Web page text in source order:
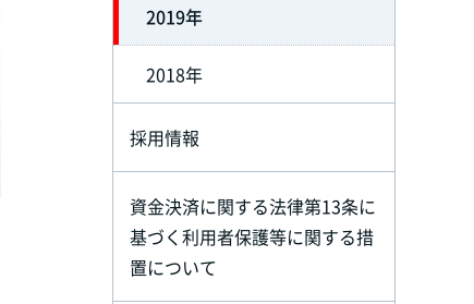
2019年
2018年
採用情報
資金決済に関する法律第13条に
基づく利用者保護等に関する措
置について